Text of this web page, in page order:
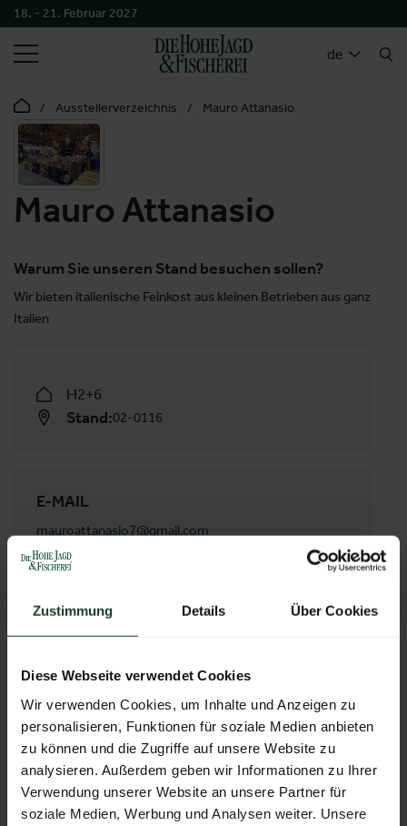
Zustimmung Details Über Cookies
Diese Webseite verwendet Cookies
Wir verwenden Cookies, um Inhalte und Anzeigen zu
personalisieren, Funktionen für soziale Medien anbieten
zu können und die Zugriffe auf unsere Website zu
analysieren. Außerdem geben wir Informationen zu Ihrer
Verwendung unserer Website an unsere Partner für
soziale Medien, Werbung und Analysen weiter. Unsere
18. - 21. Februar 2027
de
SUCHEN
Ausstellerverzeichnis Mauro Attanasio
Mauro Attanasio
Warum Sie unseren Stand besuchen sollen?
Wir bieten italienische Feinkost aus kleinen Betrieben aus ganz
Italien
H2+6
Stand:02-0116
E-MAIL
mauroattanasio7@gmail.com
TELEFON
Rotmoostraße 1
88131 Lindau
Deutschland
ZUR ÜBERSICHT